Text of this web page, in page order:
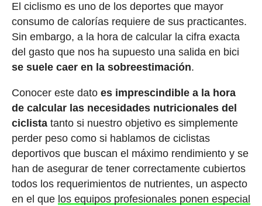
El ciclismo es uno de los deportes que mayor
consumo de calorías requiere de sus practicantes.
Sin embargo, a la hora de calcular la cifra exacta
del gasto que nos ha supuesto una salida en bici
se suele caer en la sobreestimación.
Conocer este dato es imprescindible a la hora
de calcular las necesidades nutricionales del
ciclistatanto si nuestro objetivo es simplemente
perder peso como si hablamos de ciclistas
deportivos que buscan el máximo rendimiento y se
han de asegurar de tener correctamente cubiertos
todos los requerimientos de nutrientes, un aspecto
en el que los equipos profesionales ponen especial